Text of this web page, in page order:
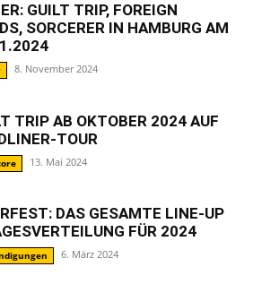
GUILT TRIP, FOREIGN
SORCERER IN HAMBURG AM
8. November 2024
TRIP AB OKTOBER 2024 AUF
TOUR
13. Mai 2024
DAS GESAMTE LINE-UP
FÜR 2024
6. März 2024